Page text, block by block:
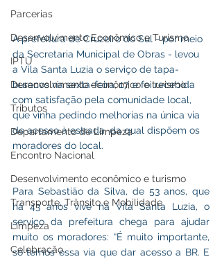
Parcerias
Desenvolvimento Econômico e Turismo
IPTU
Desenvolvimento econômico e turismo
Tributos
Departamento de Limpeza
Encontro Nacional
Desenvolvimento econômico e turismo
Transporte, Trânsito e Mobilidade
Limpeza
Celebração
A prefeitura de Cruzeiro do Sul - por meio
da Secretaria Municipal de Obras - levou
a Vila Santa Luzia o serviço de tapa-
buracos na sexta-feira, 17, e foi recebida
com satisfação pela comunidade local,
que vinha pedindo melhorias na única via
de acesso à estrada, da qual dispõem os
moradores do local.
Para Sebastião da Silva, de 53 anos, que
há 43 anos vive na Vila Santa Luzia, o
serviço da prefeitura chega para ajudar
muito os moradores: “É muito importante,
só temos essa via que dar acesso a BR. E